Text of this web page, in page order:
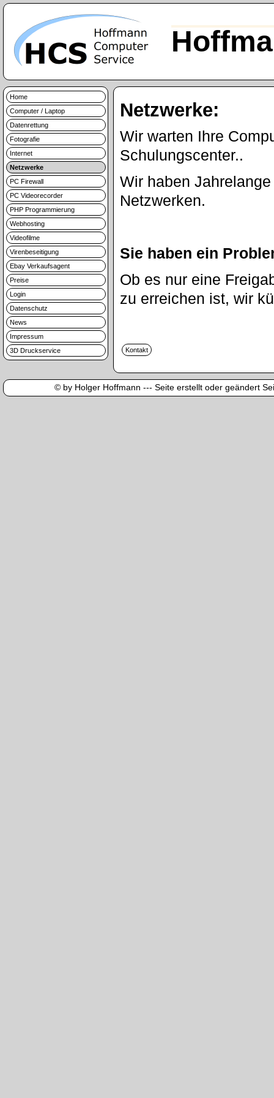
Home
Computer / Laptop
Datenrettung
Fotografie
Internet
Netzwerke
PC Firewall
PC Videorecorder
PHP Programmierung
Webhosting
Videofilme
Virenbeseitigung
Ebay Verkaufsagent
Preise
Login
Datenschutz
News
Impressum
3D Druckservice
Netzwerke:
Wir warten Ihre
Schulungscenter..
Wir haben
Netzwerken.
Sie haben ein
Ob es nur eine
zu erreichen ist, wir
© by Holger Hoffmann --- Seite erstellt oder geändert